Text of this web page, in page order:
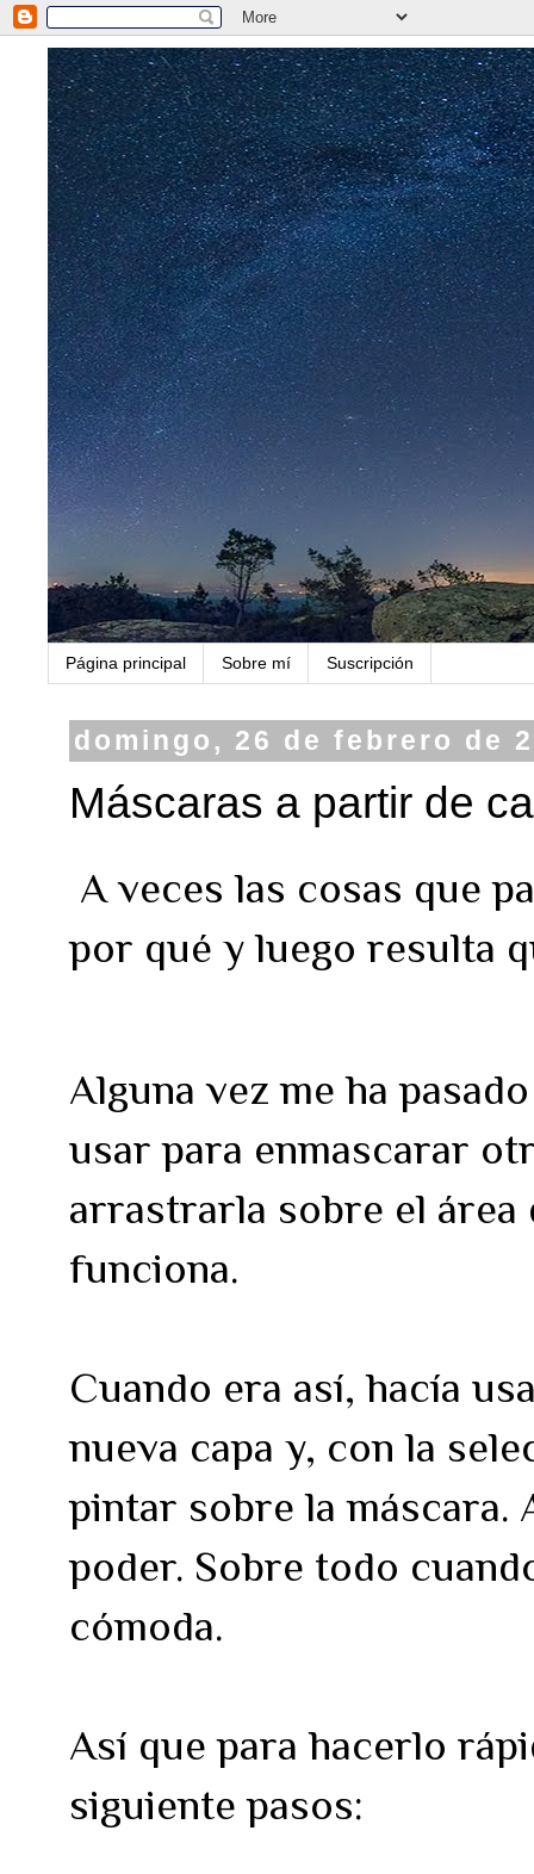
Página principal Sobre mí Suscripción
domingo, 26 de febrero de
Máscaras a partir de
A veces las cosas que
por qué y luego resulta
Alguna vez me ha
usar para enmascarar
arrastrarla sobre el área
funciona.
Cuando era así, hacía
nueva capa y, con la
pintar sobre la máscara.
poder. Sobre todo
cómoda.
Así que para hacerlo
siguiente pasos: